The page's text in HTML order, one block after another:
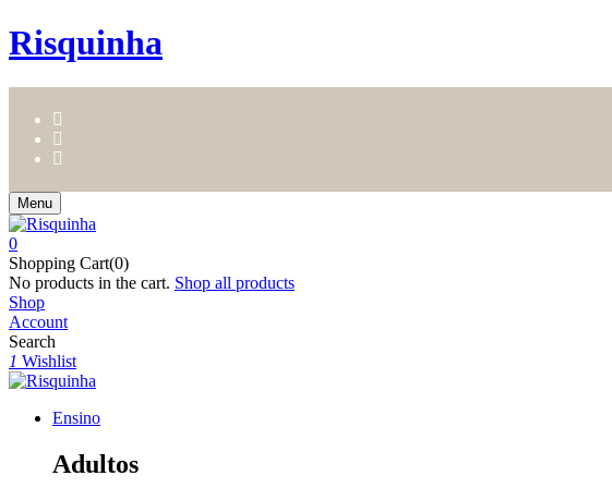
Risquinha
Menu
0
Shopping Cart(0)
No products in the cart. Shop all products
Shop
Account
Search
1 Wishlist
Ensino
Adultos